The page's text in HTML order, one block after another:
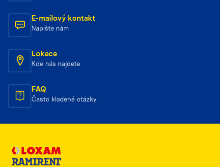
E-mailový kontakt
Napište nám
Lokace
Kde nás najdete
FAQ
Často kladené otázky